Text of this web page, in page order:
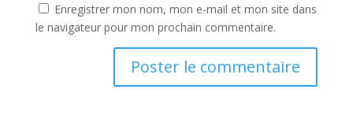
Enregistrer mon nom, mon e-mail et mon site dans
le navigateur pour mon prochain commentaire.